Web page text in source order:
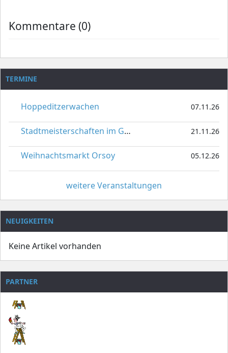
Kommentare (0)
TERMINE
Hoppeditzerwachen 07.11.26
Stadtmeisterschaften im Gardetanz 21.11.26
Weihnachtsmarkt Orsoy 05.12.26
weitere Veranstaltungen
NEUIGKEITEN
Keine Artikel vorhanden
PARTNER